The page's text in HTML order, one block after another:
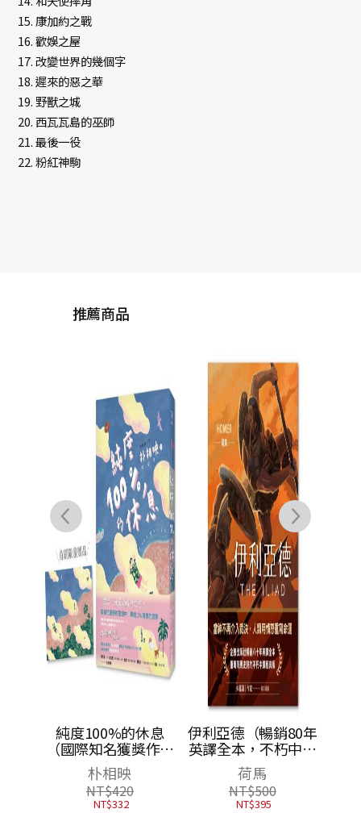
15. 康加約之戰
16. 歡娛之屋
17. 改變世界的幾個字
18. 遲來的惡之華
19. 野獸之城
20. 西瓦瓦島的巫師
21. 最後一役
22. 粉紅神駒
推薦商品
純度100%的休息
（國際知名獲獎作家
朴相映，抒壓旅行散
文）首刷限量明信片
版
朴相映
NT$420
NT$332
伊利亞德（暢銷80年
英譯全本，不朽中譯
珍藏經典）
荷馬
NT$500
NT$395